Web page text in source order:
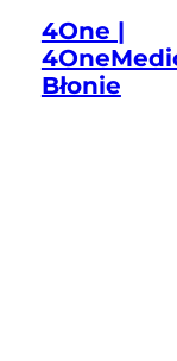
4One |
Błonie